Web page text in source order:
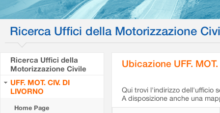
Ricerca Uffici della Motorizzazione
Ricerca Uffici della
Motorizzazione Civile
UFF. MOT. CIV. DI
LIVORNO
Home Page
Ubicazione UFF.
Qui trovi l'indirizzo dell'ufficio
A disposizione anche una